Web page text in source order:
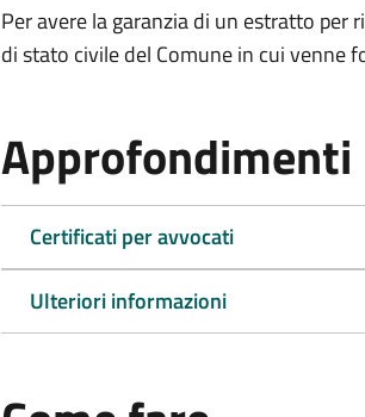
Per avere la garanzia di un estratto
di stato civile del Comune in cui venne
Approfondimenti
Certificati per avvocati
Ulteriori informazioni